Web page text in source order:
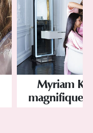
Myriam K
magnifique